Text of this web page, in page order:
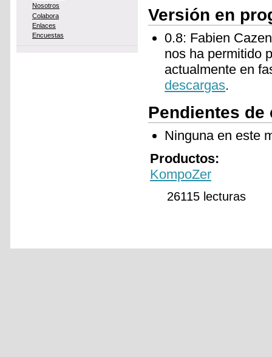
Nosotros
Colabora
Enlaces
Encuestas
Versión en
0.8: Fabien
nos ha permitido
actualmente en
descargas.
Pendientes de
Ninguna en este
Productos:
KompoZer
26115 lecturas